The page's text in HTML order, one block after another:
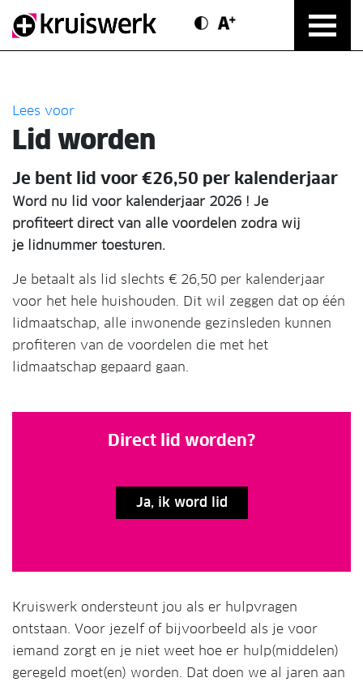
Direct door naar content
Contrast modus
Text vergroten
Lees voor
Lid worden
Je bent lid voor €26,50 per kalenderjaar
Word nu lid voor kalenderjaar 2026 ! Je
profiteert direct van alle voordelen zodra wij
je lidnummer toesturen.
Je betaalt als lid slechts € 26,50 per kalenderjaar
voor het hele huishouden. Dit wil zeggen dat op één
lidmaatschap, alle inwonende gezinsleden kunnen
profiteren van de voordelen die met het
lidmaatschap gepaard gaan.
Direct lid worden?
Ja, ik word lid
Kruiswerk ondersteunt jou als er hulpvragen
ontstaan. Voor jezelf of bijvoorbeeld als je voor
iemand zorgt en je niet weet hoe er hulp(middelen)
geregeld moet(en) worden. Dat doen we al jaren aan